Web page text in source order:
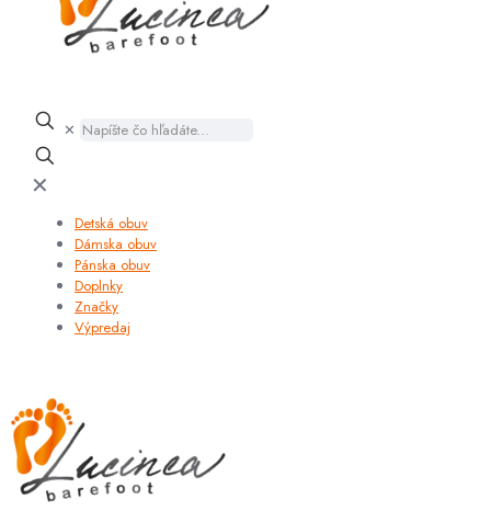
✕
✕
Detská obuv
Dámska obuv
Pánska obuv
Doplnky
Značky
Výpredaj